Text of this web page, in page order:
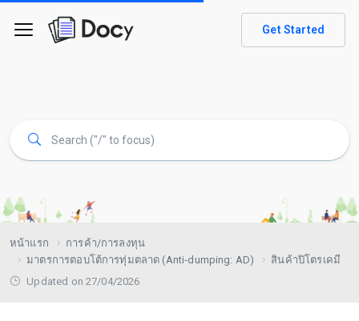
Get Started
หน้าแรก
การค้า/การลงทุน
มาตรการตอบโต้การทุ่มตลาด (Anti-dumping: AD)
สินค้าปิโตรเคมี
Updated on 27/04/2026